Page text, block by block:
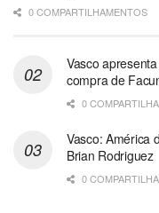
0 COMPARTILHAMENTOS
Vasco
compra de
0
Vasco: América
Brian Rodriguez
0